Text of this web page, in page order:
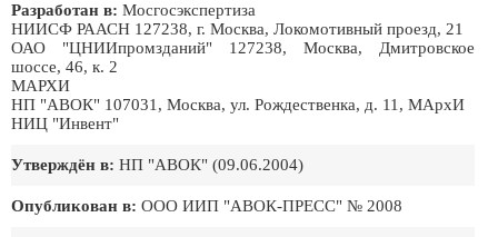
Разработан в: Мосгосэкспертиза
НИИСФ РААСН 127238, г. Москва, Локомотивный проезд, 21
ОАО "ЦНИИпромзданий" 127238, Москва, Дмитровское
шоссе, 46, к. 2
МАРХИ
НП "АВОК" 107031, Москва, ул. Рождественка, д. 11, МАрхИ
НИЦ "Инвент"
Утверждён в: НП "АВОК" (09.06.2004)
Опубликован в: ООО ИИП "АВОК-ПРЕСС" № 2008